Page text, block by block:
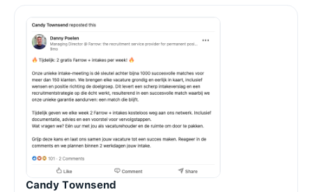
Candy Townsend